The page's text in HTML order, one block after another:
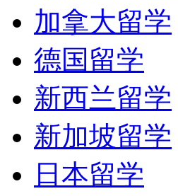
加拿大留学
德国留学
新西兰留学
新加坡留学
日本留学